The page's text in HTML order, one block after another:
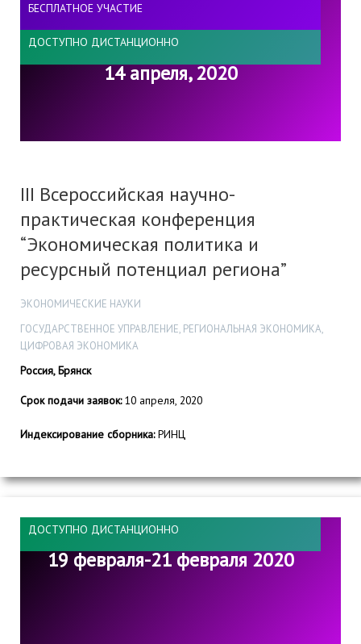
БЕСПЛАТНОЕ УЧАСТИЕ
ДОСТУПНО ДИСТАНЦИОННО
14 апреля, 2020
III Всероссийская научно-
практическая конференция
“Экономическая политика и
ресурсный потенциал региона”
ЭКОНОМИЧЕСКИЕ НАУКИ
ГОСУДАРСТВЕННОЕ УПРАВЛЕНИЕ, РЕГИОНАЛЬНАЯ ЭКОНОМИКА,
ЦИФРОВАЯ ЭКОНОМИКА
Россия, Брянск
Срок подачи заявок:10 апреля, 2020
Индексирование сборника:РИНЦ
ДОСТУПНО ДИСТАНЦИОННО
19 февраля-21 февраля 2020